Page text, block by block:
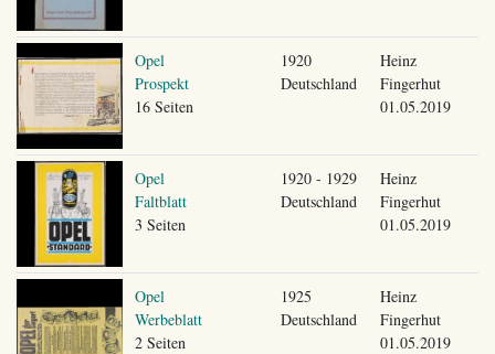
Opel
Prospekt
16 Seiten
1920
Deutschland
Heinz
Fingerhut
01.05.2019
Opel
Faltblatt
3 Seiten
1920 - 1929
Deutschland
Heinz
Fingerhut
01.05.2019
Opel
Werbeblatt
2 Seiten
1925
Deutschland
Heinz
Fingerhut
01.05.2019